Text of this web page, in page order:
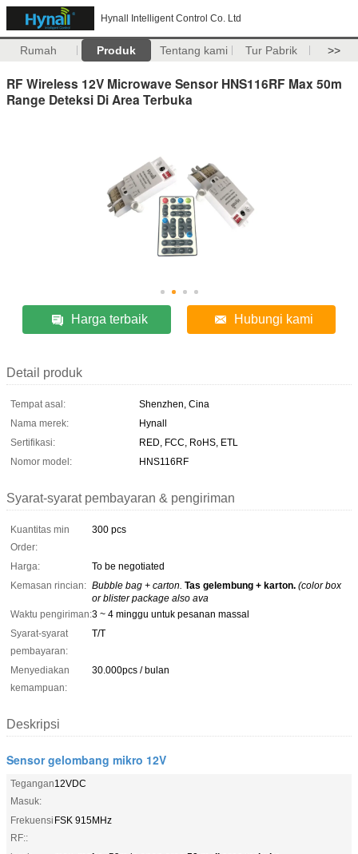
Hynall Intelligent Control Co. Ltd
Rumah Produk Tentang kami Tur Pabrik >>
RF Wireless 12V Microwave Sensor HNS116RF Max 50m
Range Deteksi Di Area Terbuka
Harga terbaik Hubungi kami
Detail produk
Tempat asal:
Shenzhen, Cina
Nama merek:
Hynall
Sertifikasi:
RED, FCC, RoHS, ETL
Nomor model:
HNS116RF
Syarat-syarat pembayaran & pengiriman
Kuantitas min
Order:
300 pcs
Harga:
To be negotiated
Kemasan rincian: Bubble bag + carton. Tas gelembung + karton. (color box
or blister package also ava
Waktu pengiriman:3 ~ 4 minggu untuk pesanan massal
Syarat-syarat
pembayaran:
T/T
Menyediakan
kemampuan:
30.000pcs / bulan
Deskripsi
Sensor gelombang mikro 12V
Tegangan
Masuk:
12VDC
Frekuensi
RF::
FSK 915MHz